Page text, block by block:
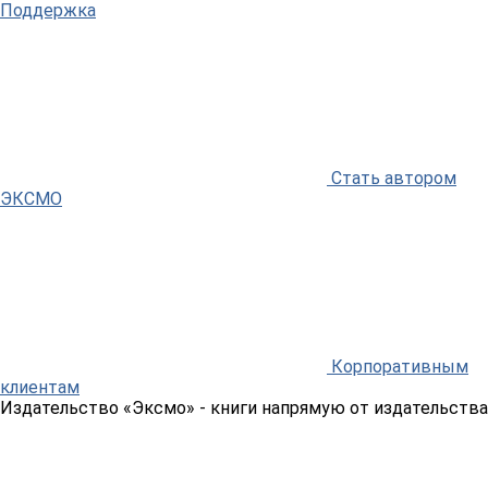
Поддержка
Стать автором
ЭКСМО
Корпоративным
клиентам
Издательство «Эксмо» - книги напрямую от издательства